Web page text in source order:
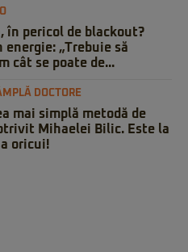
în pericol de blackout?
energie: „Trebuie să
cât se poate de...
DOCTORE
mai simplă metodă de
Mihaelei Bilic. Este la
oricui!